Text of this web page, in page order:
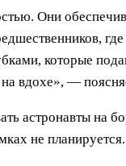
Они
которые
на вдохе», —
астронавты на
не планируется.